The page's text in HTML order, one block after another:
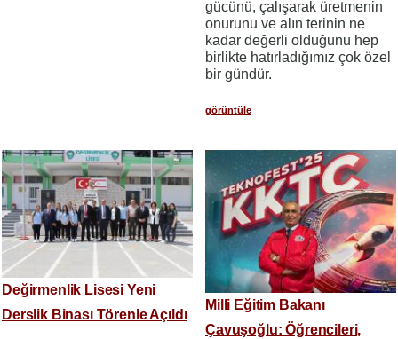
gücünü, çalışarak üretmenin
onurunu ve alın terinin ne
kadar değerli olduğunu hep
birlikte hatırladığımız çok özel
bir gündür.
görüntüle
Değirmenlik Lisesi Yeni
Derslik Binası Törenle Açıldı
Milli Eğitim Bakanı
Çavuşoğlu: Öğrencileri,